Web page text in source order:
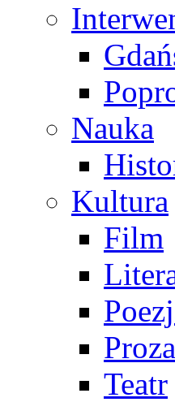
Nauka
Kultura
Film
Proza
Teatr